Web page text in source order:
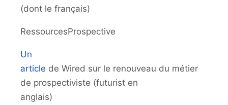
(dont le français)
RessourcesProspective
Un
article de Wired sur le renouveau du métier
de prospectiviste (futurist en
anglais)